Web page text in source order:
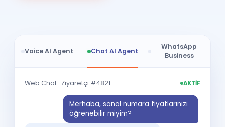
Voice AI Agent Chat AI Agent
WhatsApp
Business
Web Chat · Ziyaretçi #4821 AKTİF
Merhaba, sanal numara fiyatlarınızı
öğrenebilir miyim?
+90 5•• ••• 7782